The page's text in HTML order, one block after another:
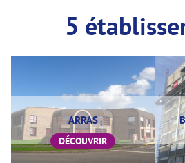
5
ARRAS
DÉCOUVRIR